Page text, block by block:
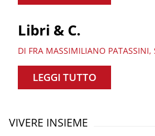
Libri & C.
DI FRA MASSIMILIANO PATASSINI,
LEGGI TUTTO
VIVERE INSIEME